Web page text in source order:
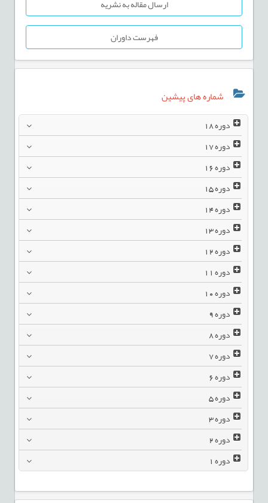
ارسال مقاله به نشریه
فهرست داوران
شماره های پیشین
دوره18
دوره17
دوره16
دوره15
دوره14
دوره13
دوره12
دوره11
دوره10
دوره9
دوره8
دوره7
دوره6
دوره5
دوره3
دوره2
دوره1